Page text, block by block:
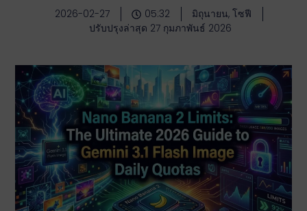
2026-02-27 05:32
มิถุนายน, โซฟี
ปรับปรุงล่าสุด 27 กุมภาพันธ์ 2026